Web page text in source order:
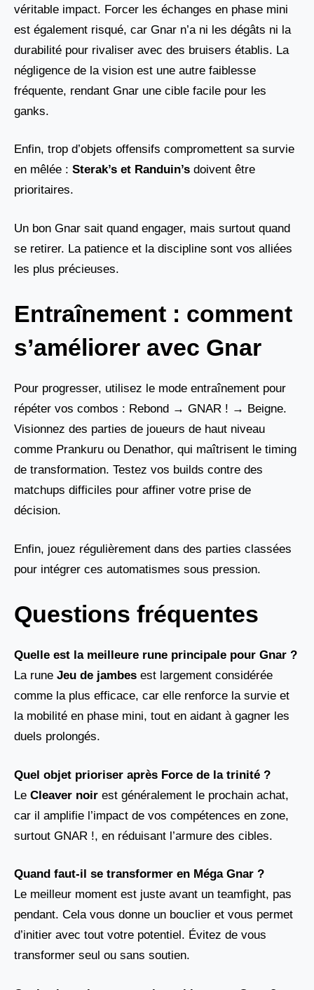
véritable impact. Forcer les échanges en phase mini
est également risqué, car Gnar n’a ni les dégâts ni la
durabilité pour rivaliser avec des bruisers établis. La
négligence de la vision est une autre faiblesse
fréquente, rendant Gnar une cible facile pour les
ganks.
Enfin, trop d’objets offensifs compromettent sa survie
en mêlée : Sterak’s et Randuin’s doivent être
prioritaires.
Un bon Gnar sait quand engager, mais surtout quand
se retirer. La patience et la discipline sont vos alliées
les plus précieuses.
Entraînement : comment
s’améliorer avec Gnar
Pour progresser, utilisez le mode entraînement pour
répéter vos combos : Rebond → GNAR ! → Beigne.
Visionnez des parties de joueurs de haut niveau
comme Prankuru ou Denathor, qui maîtrisent le timing
de transformation. Testez vos builds contre des
matchups difficiles pour affiner votre prise de
décision.
Enfin, jouez régulièrement dans des parties classées
pour intégrer ces automatismes sous pression.
Questions fréquentes
Quelle est la meilleure rune principale pour Gnar ?
La rune Jeu de jambes est largement considérée
comme la plus efficace, car elle renforce la survie et
la mobilité en phase mini, tout en aidant à gagner les
duels prolongés.
Quel objet prioriser après Force de la trinité ?
Le Cleaver noir est généralement le prochain achat,
car il amplifie l’impact de vos compétences en zone,
surtout GNAR !, en réduisant l’armure des cibles.
Quand faut-il se transformer en Méga Gnar ?
Le meilleur moment est juste avant un teamfight, pas
pendant. Cela vous donne un bouclier et vous permet
d’initier avec tout votre potentiel. Évitez de vous
transformer seul ou sans soutien.